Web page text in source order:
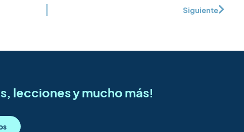
Siguiente
lecciones y mucho más!